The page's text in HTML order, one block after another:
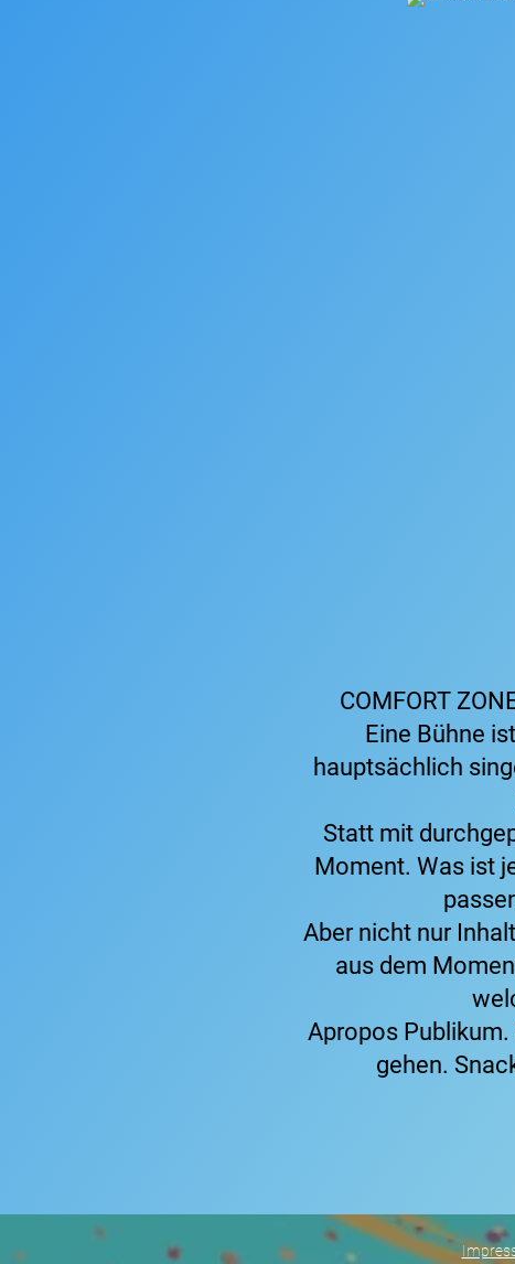
COMFORT
Eine Bühne
hauptsächlich
Statt mit
Moment. Was ist
Aber nicht nur
aus dem
Apropos
gehen.